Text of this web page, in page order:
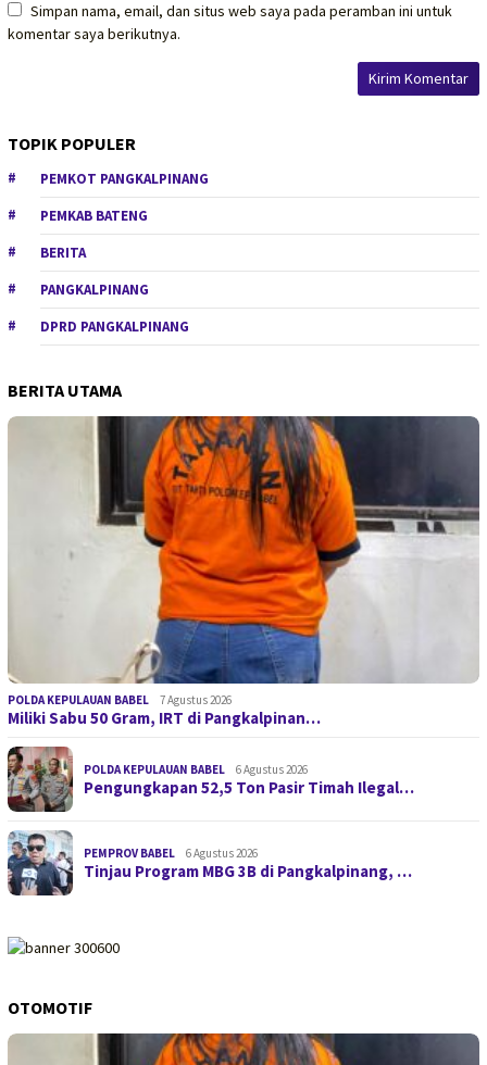
Simpan nama, email, dan situs web saya pada peramban ini untuk
komentar saya berikutnya.
TOPIK POPULER
PEMKOT PANGKALPINANG
PEMKAB BATENG
BERITA
PANGKALPINANG
DPRD PANGKALPINANG
BERITA UTAMA
POLDA KEPULAUAN BABEL 7 Agustus 2026
Miliki Sabu 50 Gram, IRT di Pangkalpinan…
POLDA KEPULAUAN BABEL 6 Agustus 2026
Pengungkapan 52,5 Ton Pasir Timah Ilegal…
PEMPROV BABEL 6 Agustus 2026
Tinjau Program MBG 3B di Pangkalpinang, …
OTOMOTIF